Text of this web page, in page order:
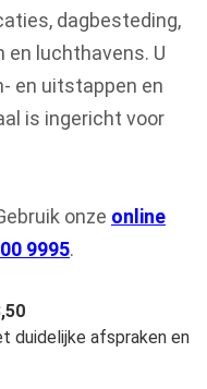
dagbesteding,
en luchthavens. U
en uitstappen en
is ingericht voor
onze online
9995.
duidelijke afspraken en